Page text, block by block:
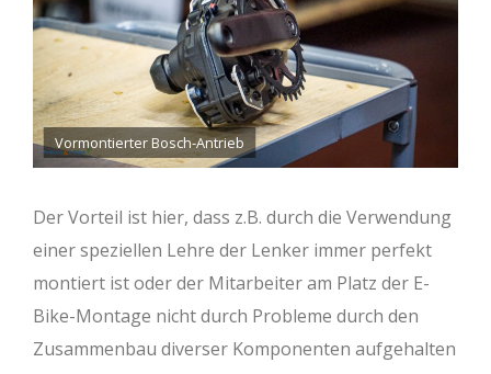
Vormontierter Bosch-Antrieb
Der Vorteil ist hier, dass z.B. durch die Verwendung
einer speziellen Lehre der Lenker immer perfekt
montiert ist oder der Mitarbeiter am Platz der E-
Bike-Montage nicht durch Probleme durch den
Zusammenbau diverser Komponenten aufgehalten